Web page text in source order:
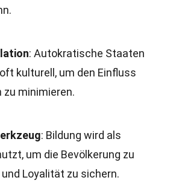
: Autokratische Staaten
kulturell, um den Einfluss
zu minimieren.
: Bildung wird als
um die Bevölkerung zu
Loyalität zu sichern.